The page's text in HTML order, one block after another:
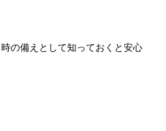
の備えとして知っておくと安心